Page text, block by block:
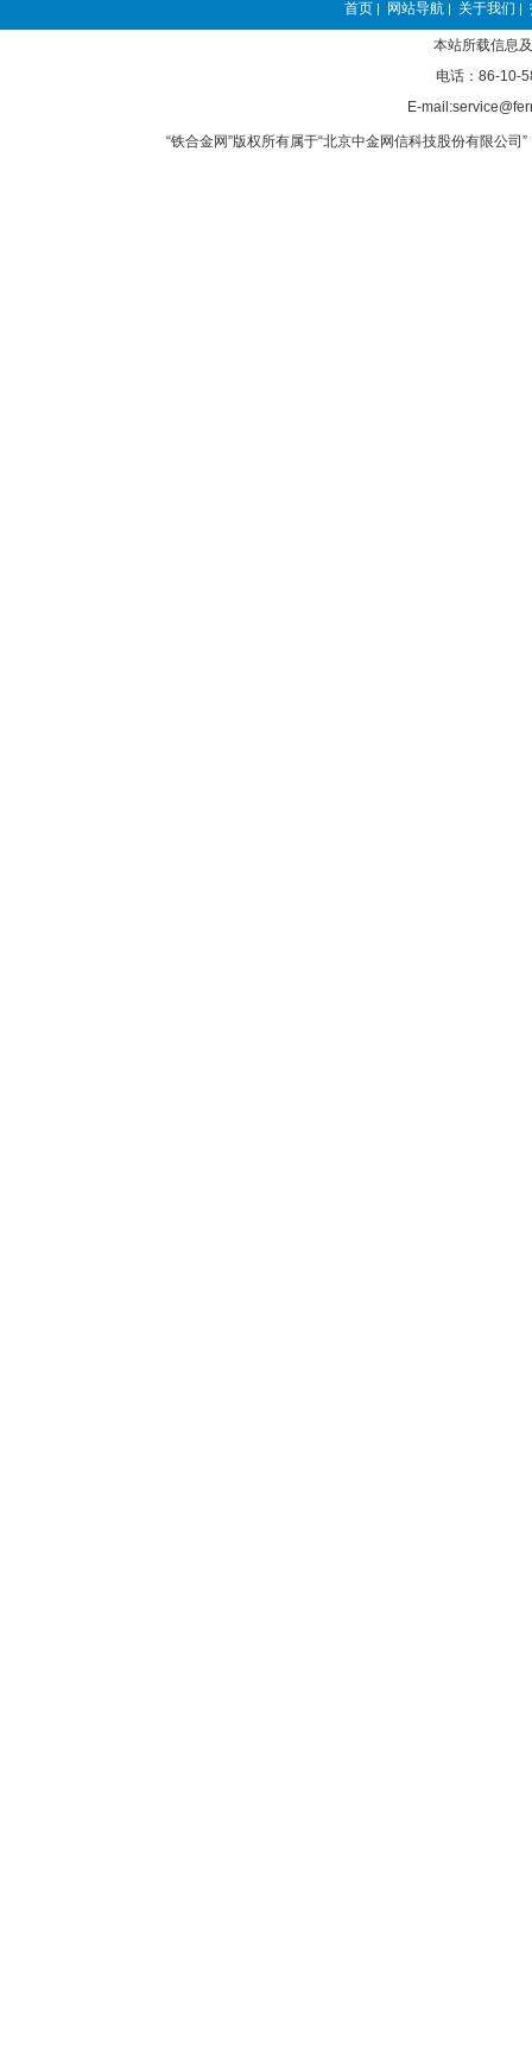
首页 | 网站导航 | 关于我们 |
本站所载信息
电话：86-10-
E-
“铁合金网”版权所有属于“北京中金网信科技股份有限公司